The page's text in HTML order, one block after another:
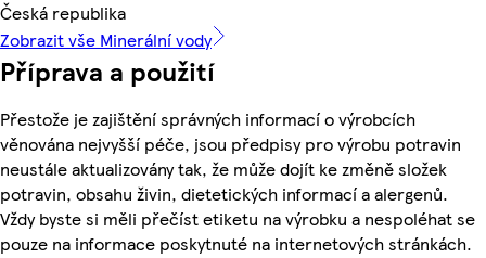
Česká republika
Zobrazit vše Minerální vody
Příprava a použití
Přestože je zajištění správných informací o výrobcích
věnována nejvyšší péče, jsou předpisy pro výrobu potravin
neustále aktualizovány tak, že může dojít ke změně složek
potravin, obsahu živin, dietetických informací a alergenů.
Vždy byste si měli přečíst etiketu na výrobku a nespoléhat se
pouze na informace poskytnuté na internetových stránkách.